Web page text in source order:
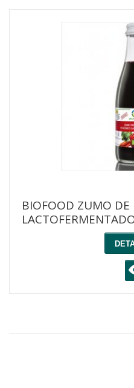
BIOFOOD ZUMO DE